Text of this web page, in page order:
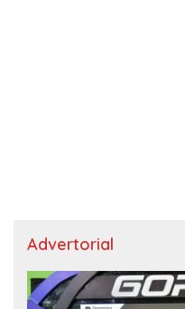
Advertorial